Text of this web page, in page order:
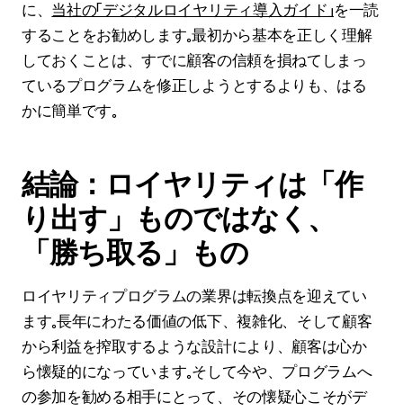
に、 当社の「デジタルロイヤリティ導入ガイド」を一読
することをお勧めします。最初から基本を正しく理解
しておくことは、すでに顧客の信頼を損ねてしまっ
ているプログラムを修正しようとするよりも、はる
かに簡単です。
結論：ロイヤリティは「作
り出す」ものではなく、
「勝ち取る」もの
ロイヤリティプログラムの業界は転換点を迎えてい
ます。長年にわたる価値の低下、複雑化、そして顧客
から利益を搾取するような設計により、顧客は心か
ら懐疑的になっています。そして今や、プログラムへ
の参加を勧める相手にとって、その懐疑心こそがデ